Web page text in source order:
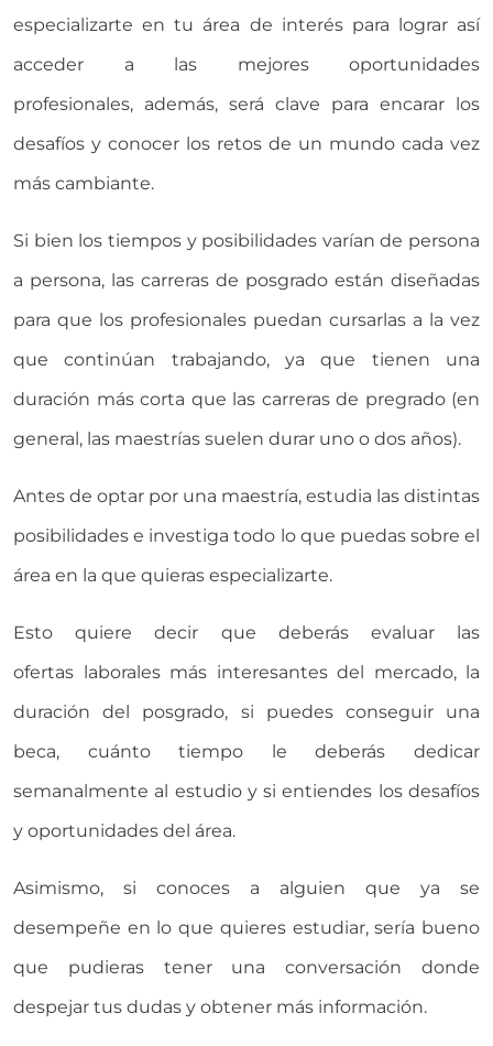
especializarte en tu área de interés para lograr así
acceder a las mejores oportunidades
profesionales, además, será clave para encarar los
desafíos y conocer los retos de un mundo cada vez
más cambiante.
Si bien los tiempos y posibilidades varían de persona
a persona, las carreras de posgrado están diseñadas
para que los profesionales puedan cursarlas a la vez
que continúan trabajando, ya que tienen una
duración más corta que las carreras de pregrado (en
general, las maestrías suelen durar uno o dos años).
Antes de optar por una maestría, estudia las distintas
posibilidades e investiga todo lo que puedas sobre el
área en la que quieras especializarte.
Esto quiere decir que deberás evaluar las
ofertas laborales más interesantes del mercado, la
duración del posgrado, si puedes conseguir una
beca, cuánto tiempo le deberás dedicar
semanalmente al estudio y si entiendes los desafíos
y oportunidades del área.
Asimismo, si conoces a alguien que ya se
desempeñe en lo que quieres estudiar, sería bueno
que pudieras tener una conversación donde
despejar tus dudas y obtener más información.